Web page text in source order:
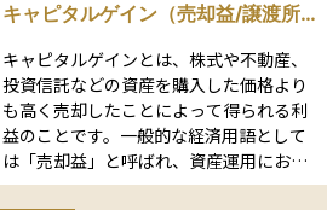
ため、通常の不動産投資と比べて流動性
が高く、少額から手軽に不動産投資を始
められるのが大きな特徴です。 投資家
は、REITを通じて間接的にさまざまな不
動産の「オーナー」となり、不動産運用
のプロによる安定した収益（インカムゲ
イン）を得ることができます。しかも、
キャピタルゲイン（売却益/譲渡所
キャピタルゲインとは、株式や不動産、
投資信託などの資産を購入した価格より
も高く売却したことによって得られる利
益のことです。一般的な経済用語として
は「売却益」と呼ばれ、資産運用におけ
る収益のひとつとして広く使われていま